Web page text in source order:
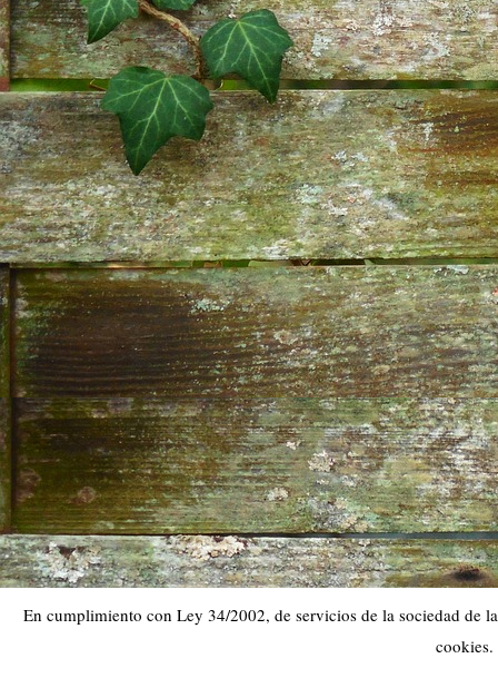
En cumplimiento con Ley 34/2002, de servicios de la sociedad de
cookies.